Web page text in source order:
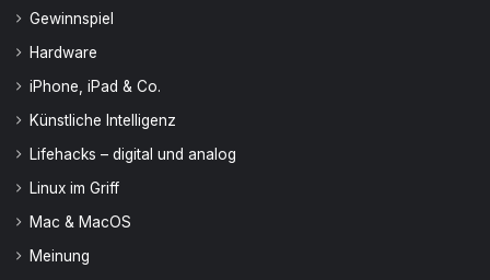
Gewinnspiel
Hardware
iPhone, iPad & Co.
Künstliche Intelligenz
Lifehacks – digital und analog
Linux im Griff
Mac & MacOS
Meinung